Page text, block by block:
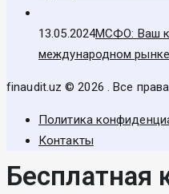
13.05.2024МСФО: Ваш
международном рынке
finaudit.uz © 2026 . Все
Политика
Контакты
Бесплатная